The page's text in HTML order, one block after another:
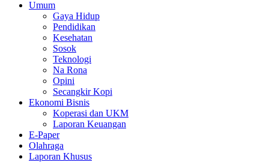
Umum
Gaya Hidup
Pendidikan
Kesehatan
Sosok
Teknologi
Na Rona
Opini
Secangkir Kopi
Ekonomi Bisnis
Koperasi dan UKM
Laporan Keuangan
E-Paper
Olahraga
Laporan Khusus